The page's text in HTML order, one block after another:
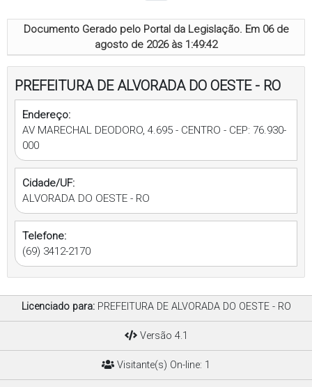
Documento Gerado pelo Portal da Legislação. Em 06 de
agosto de 2026 às 1:49:42
PREFEITURA DE ALVORADA DO OESTE - RO
Endereço:
AV MARECHAL DEODORO, 4.695 - CENTRO - CEP: 76.930-
000
Cidade/UF:
ALVORADA DO OESTE - RO
Telefone:
(69) 3412-2170
Licenciado para: PREFEITURA DE ALVORADA DO OESTE - RO
Versão 4.1
Visitante(s) On-line: 1